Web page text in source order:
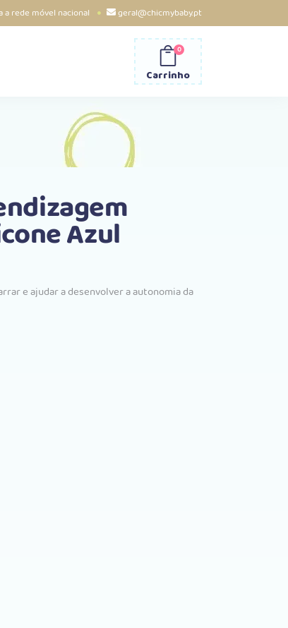
a rede móvel nacional geral@chicmybaby.pt
Carrinho
0
Azul
e ajudar a desenvolver a autonomia da